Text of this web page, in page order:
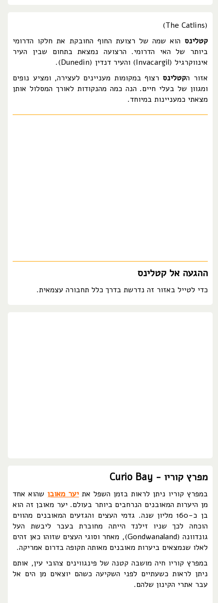
(The Catlins)
קטלינס הוא שמה של רצועת החוף החובקת את חלקו הדרומי
ביותר של האי הדרומי. הרצועה נמצאת בתחום שבין העיר
אינווקרגיל (Invacargil) והעיר דנדין (Dunedin).
אזור הקטלינס רצוף במקומות מעניינים לעצירה, ומציע נופים
ומגוון של בעלי חיים. הנה כמה מהנקודות לאורך המסלול אותן
מצאתי כמעניינות במיוחד.
ההגעה אל קטלינס
כדי לטייל באזור זה נדרשת בדרך כלל תחבורה עצמאית.
מפרץ קוריו - Curio Bay
במפרץ קוריו ניתן לראות בזמן השפל את יער מאובן שהוא אחד
מן היערות המאובנים הנרחבים ביותר בעולם. יער מאובן זה הוא
בן כ-160 מליון שנה. גדמי העצים והגזעים המאובנים מהווים
הוכחה לכך שניו זילנד הייתה מחוברת בעבר ליבשת העל
גונדוונה (Gondwanaland), מאחר וסוגי העצים שזוהו כאן זהים
לאלו שנמצאים ביערות מאובנים מאותה תקופה בדרום אמריקה.
במפרץ קוריו חיה מושבה קטנה של פינגווינים צהובי עין, אותם
ניתן לראות כשעתיים לפני השקיעה כשהם יוצאים מן הים אל
עבר אתרי הקינון שלהם.